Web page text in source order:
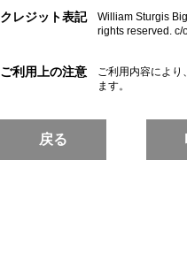
クレジット表記
William Sturgis
rights reserved. c/
ご利用上の注意
ご利用内容によ
ます。
戻る